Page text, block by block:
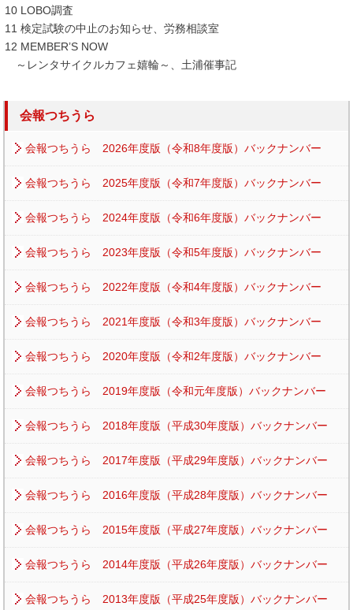
10 LOBO調査
11 検定試験の中止のお知らせ、労務相談室
12 MEMBER’S NOW
～レンタサイクルカフェ嬉輪～、土浦催事記
会報つちうら
会報つちうら 2026年度版（令和8年度版）バックナンバー
会報つちうら 2025年度版（令和7年度版）バックナンバー
会報つちうら 2024年度版（令和6年度版）バックナンバー
会報つちうら 2023年度版（令和5年度版）バックナンバー
会報つちうら 2022年度版（令和4年度版）バックナンバー
会報つちうら 2021年度版（令和3年度版）バックナンバー
会報つちうら 2020年度版（令和2年度版）バックナンバー
会報つちうら 2019年度版（令和元年度版）バックナンバー
会報つちうら 2018年度版（平成30年度版）バックナンバー
会報つちうら 2017年度版（平成29年度版）バックナンバー
会報つちうら 2016年度版（平成28年度版）バックナンバー
会報つちうら 2015年度版（平成27年度版）バックナンバー
会報つちうら 2014年度版（平成26年度版）バックナンバー
会報つちうら 2013年度版（平成25年度版）バックナンバー